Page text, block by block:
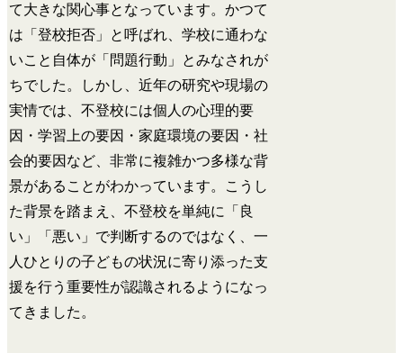
て大きな関心事となっています。かつて
は「登校拒否」と呼ばれ、学校に通わな
いこと自体が「問題行動」とみなされが
ちでした。しかし、近年の研究や現場の
実情では、不登校には個人の心理的要
因・学習上の要因・家庭環境の要因・社
会的要因など、非常に複雑かつ多様な背
景があることがわかっています。こうし
た背景を踏まえ、不登校を単純に「良
い」「悪い」で判断するのではなく、一
人ひとりの子どもの状況に寄り添った支
援を行う重要性が認識されるようになっ
てきました。